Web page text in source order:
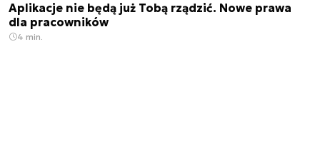
Aplikacje nie będą już Tobą rządzić. Nowe prawa
dla pracowników
4 min.